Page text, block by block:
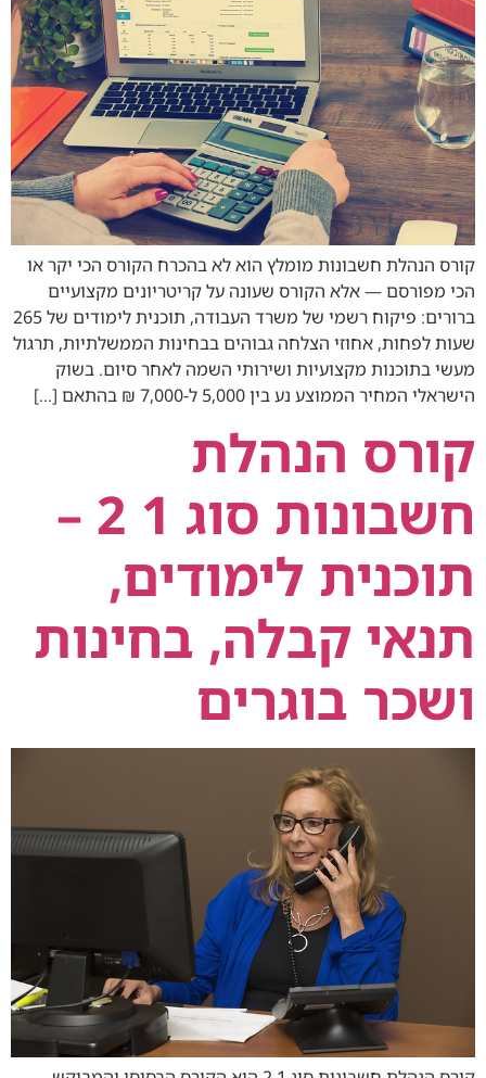
קורס הנהלת חשבונות מומלץ הוא לא בהכרח הקורס הכי יקר או
הכי מפורסם — אלא הקורס שעונה על קריטריונים מקצועיים
ברורים: פיקוח רשמי של משרד העבודה, תוכנית לימודים של 265
שעות לפחות, אחוזי הצלחה גבוהים בבחינות הממשלתיות, תרגול
מעשי בתוכנות מקצועיות ושירותי השמה לאחר סיום. בשוק
הישראלי המחיר הממוצע נע בין 5,000 ל‑7,000 ₪ בהתאם […]
קורס הנהלת
חשבונות סוג 1 2 –
תוכנית לימודים,
תנאי קבלה, בחינות
ושכר בוגרים